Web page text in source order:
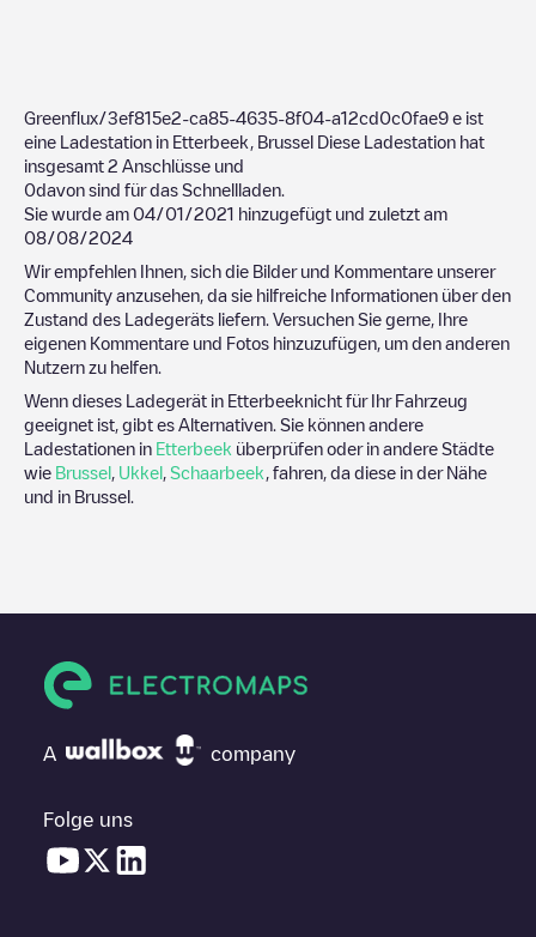
Greenflux/3ef815e2-ca85-4635-8f04-a12cd0c0fae9 e ist
eine Ladestation in Etterbeek Brussel Diese Ladestation hat
insgesamt 2 Anschlüsse und
0davon sind für das Schnellladen.
Sie wurde am 04/01/2021 hinzugefügt und zuletzt am
08/08/2024
Wir empfehlen Ihnen, sich die Bilder und Kommentare unserer
Community anzusehen, da sie hilfreiche Informationen über den
Zustand des Ladegeräts liefern. Versuchen Sie gerne, Ihre
eigenen Kommentare und Fotos hinzuzufügen, um den anderen
Nutzern zu helfen.
Wenn dieses Ladegerät in Etterbeeknicht für Ihr Fahrzeug
geeignet ist, gibt es Alternativen. Sie können andere
Ladestationen in Etterbeek überprüfen oder in andere Städte
wie Brussel Ukkel Schaarbeek , fahren, da diese in der Nähe
und in Brussel
A company
Folge uns